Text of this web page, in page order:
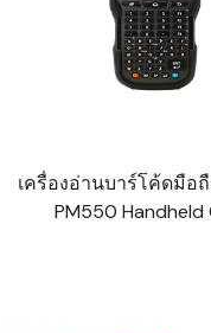
อุตสาหกรรมยานยนต์
อุตสาหกรรมเสื้อผ้า
ระบบบาร์โค้ดใน
เครื่องอ่านบาร์โค้ดมือ
PM550